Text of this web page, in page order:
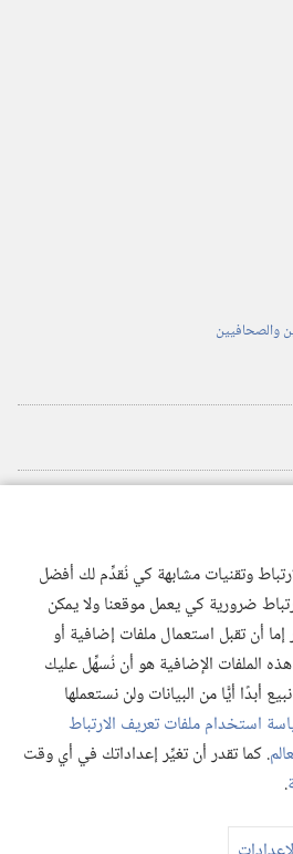
وتقنيات مشابهة كي نُقدِّم لك أفضل
ضرورية كي يعمل موقعنا ولا يمكن
أن تقبل استعمال ملفات إضافية أو
الملفات الإضافية هو أن نُسهِّل عليك
أبدًا أيًّا من البيانات ولن نستعملها
استخدام ملفات تعريف الارتباط
. كما تقدر أن تغيِّر إعداداتك في أي وقت
.
والصحافيين
© 2026 .Watch Tower Bible and